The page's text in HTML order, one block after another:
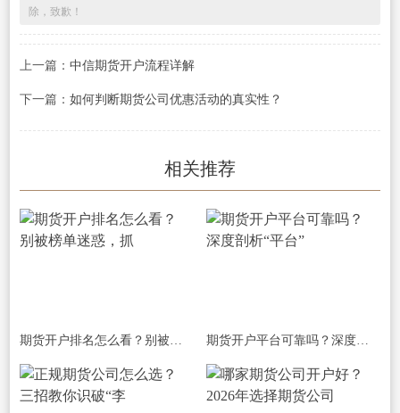
除，致歉！
上一篇： 中信期货开户流程详解
下一篇： 如何判断期货公司优惠活动的真实性？
相关推荐
期货开户排名怎么看？别被榜单迷惑，抓 期货开户平台可靠吗？深度剖析“平台”